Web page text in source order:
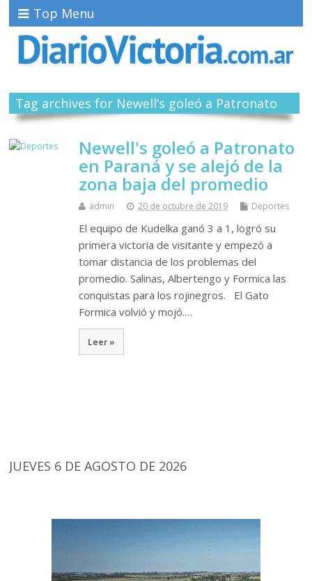
Top Menu
Tag archives for Newell’s goleó a Patronato
Newell's goleó a Patronato
en Paraná y se alejó de la
zona baja del promedio
admin 20 de octubre de 2019 Deportes
El equipo de Kudelka ganó 3 a 1, logró su
primera victoria de visitante y empezó a
tomar distancia de los problemas del
promedio. Salinas, Albertengo y Formica las
conquistas para los rojinegros. El Gato
Formica volvió y mojó.…
Leer »
JUEVES 6 DE AGOSTO DE 2026